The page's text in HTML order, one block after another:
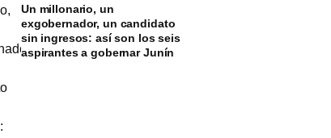
Un millonario, un
exgobernador, un candidato
sin ingresos: así son los seis
aspirantes a gobernar Junín